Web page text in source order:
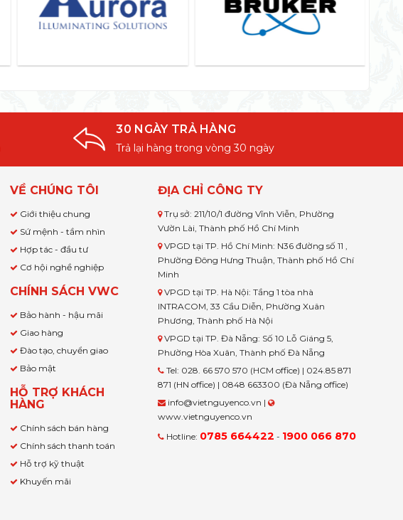
30 NGÀY TRẢ HÀNG
Trả lại hàng trong vòng 30 ngày
VỀ CHÚNG TÔI
Giới thiệu chung
Sứ mệnh - tầm nhìn
Hợp tác - đầu tư
Cơ hội nghề nghiệp
CHÍNH SÁCH VWC
Bảo hành - hậu mãi
Giao hàng
Đào tạo, chuyển giao
Bảo mật
HỖ TRỢ KHÁCH
HÀNG
Chính sách bán hàng
Chính sách thanh toán
Hỗ trợ kỹ thuật
Khuyến mãi
ĐỊA CHỈ CÔNG TY
Trụ sở: 211/10/1 đường Vĩnh Viễn, Phường
Vườn Lài, Thành phố Hồ Chí Minh
VPGD tại TP. Hồ Chí Minh: N36 đường số 11 ,
Phường Đông Hưng Thuận, Thành phố Hồ Chí
Minh
VPGD tại TP. Hà Nội: Tầng 1 tòa nhà
INTRACOM, 33 Cầu Diễn, Phường Xuân
Phương, Thành phố Hà Nội
VPGD tại TP. Đà Nẵng: Số 10 Lỗ Giáng 5,
Phường Hòa Xuân, Thành phố Đà Nẵng
Tel: 028. 66 570 570 (HCM office) | 024.85 871
871 (HN office) | 0848 663300 (Đà Nẵng office)
info@vietnguyenco.vn |
www.vietnguyenco.vn
Hotline: 0785 664422 - 1900 066 870